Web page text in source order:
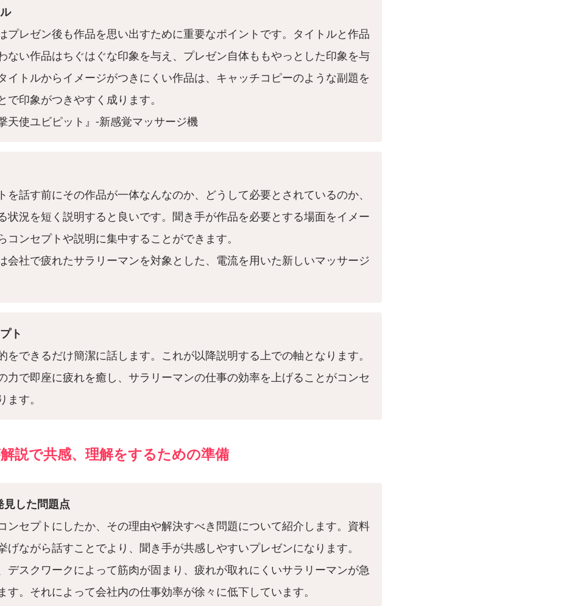
プレゼン後も作品を思い出すために重要なポイントです。タイトルと作品
ない作品はちぐはぐな印象を与え、プレゼン自体ももやっとした印象を与
イトルからイメージがつきにくい作品は、キャッチコピーのような副題を
で印象がつきやすく成ります。
天使ユビピット』-新感覚マッサージ機
を話す前にその作品が一体なんなのか、どうして必要とされているのか、
状況を短く説明すると良いです。聞き手が作品を必要とする場面をイメー
コンセプトや説明に集中することができます。
会社で疲れたサラリーマンを対象とした、電流を用いた新しいマッサージ
ト
をできるだけ簡潔に話します。これが以降説明する上での軸となります。
力で即座に疲れを癒し、サラリーマンの仕事の効率を上げることがコンセ
ます。
説で共感、理解をするための準備
した問題点
ンセプトにしたか、その理由や解決すべき問題について紹介します。資料
げながら話すことでより、聞き手が共感しやすいプレゼンになります。
デスクワークによって筋肉が固まり、疲れが取れにくいサラリーマンが急
す。それによって会社内の仕事効率が徐々に低下しています。